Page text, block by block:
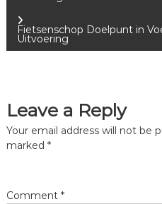
s
n
a
Fietsenschop Doelpunt in
Uitvoering
Leave a Reply
Your email address will not be
marked *
Comment *